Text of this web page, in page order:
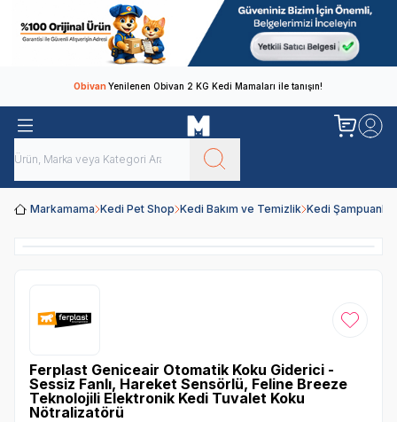
ObivanYenilenen Obivan 2 KG Kedi Mamaları ile tanışın!
Markamama Kedi Pet Shop Kedi Bakım ve Temizlik Kedi
Favoriye
Ferplast Geniceair Otomatik Koku Giderici -
Sessiz Fanlı, Hareket Sensörlü, Feline Breeze
Teknolojili Elektronik Kedi Tuvalet Koku
Nötralizatörü